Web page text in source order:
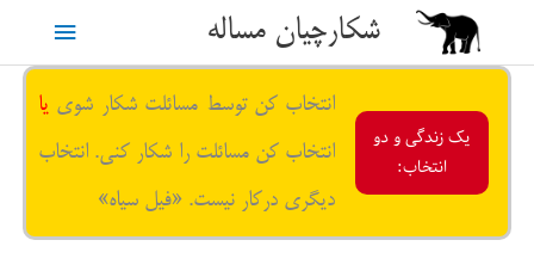
محتوا
شکارچیان مساله
فهرست
یک زندگی و دو
انتخاب:
انتخاب کن توسط مسائلت شکار شوی یا
انتخاب کن مسائلت را شکار کنی. انتخاب
دیگری درکار نیست. «فیل سیاه»